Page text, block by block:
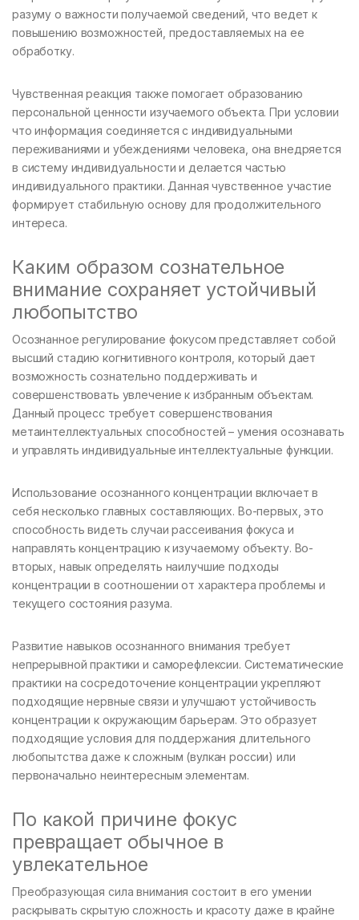
разуму о важности получаемой сведений, что ведет к
повышению возможностей, предоставляемых на ее
обработку.
Чувственная реакция также помогает образованию
персональной ценности изучаемого объекта. При условии
что информация соединяется с индивидуальными
переживаниями и убеждениями человека, она внедряется
в систему индивидуальности и делается частью
индивидуального практики. Данная чувственное участие
формирует стабильную основу для продолжительного
интереса.
Каким образом сознательное
внимание сохраняет устойчивый
любопытство
Осознанное регулирование фокусом представляет собой
высший стадию когнитивного контроля, который дает
возможность сознательно поддерживать и
совершенствовать увлечение к избранным объектам.
Данный процесс требует совершенствования
метаинтеллектуальных способностей – умения осознавать
и управлять индивидуальные интеллектуальные функции.
Использование осознанного концентрации включает в
себя несколько главных составляющих. Во-первых, это
способность видеть случаи рассеивания фокуса и
направлять концентрацию к изучаемому объекту. Во-
вторых, навык определять наилучшие подходы
концентрации в соотношении от характера проблемы и
текущего состояния разума.
Развитие навыков осознанного внимания требует
непрерывной практики и саморефлексии. Систематические
практики на сосредоточение концентрации укрепляют
подходящие нервные связи и улучшают устойчивость
концентрации к окружающим барьерам. Это образует
подходящие условия для поддержания длительного
любопытства даже к сложным (вулкан россии) или
первоначально неинтересным элементам.
По какой причине фокус
превращает обычное в
увлекательное
Преобразующая сила внимания состоит в его умении
раскрывать скрытую сложность и красоту даже в крайне